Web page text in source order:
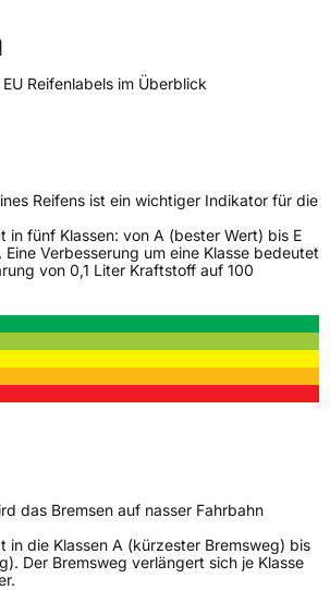
Reifenlabels im Überblick
Reifens ist ein wichtiger Indikator für die
in fünf Klassen: von A (bester Wert) bis E
Verbesserung um eine Klasse bedeutet
von 0,1 Liter Kraftstoff auf 100
das Bremsen auf nasser Fahrbahn
in die Klassen A (kürzester Bremsweg) bis
Der Bremsweg verlängert sich je Klasse